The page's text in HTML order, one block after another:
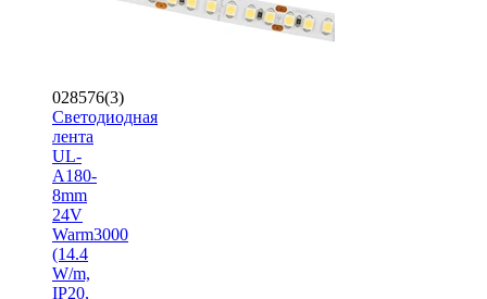
028576(3)
Светодиодная
лента
UL-
A180-
8mm
24V
Warm3000
(14.4
W/m,
IP20,